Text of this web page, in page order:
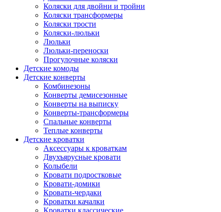
Коляски для двойни и тройни
Коляски трансформеры
Коляски трости
Коляски-люльки
Люльки
Люльки-переноски
Прогулочные коляски
Детские комоды
Детские конверты
Комбинезоны
Конверты демисезонные
Конверты на выписку
Конверты-трансформеры
Спальные конверты
Теплые конверты
Детские кроватки
Аксессуары к кроваткам
Двухъярусные кровати
Колыбели
Кровати подростковые
Кровати-домики
Кровати-чердаки
Кроватки качалки
Кроватки классические